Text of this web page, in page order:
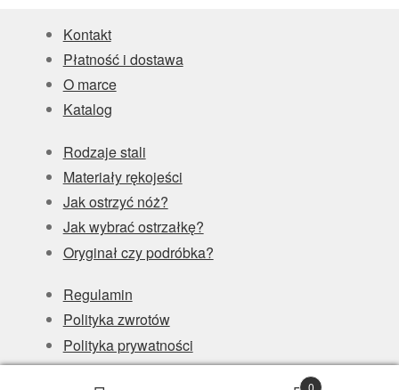
Kontakt
Płatność i dostawa
O marce
Katalog
Rodzaje stali
Materiały rękojeści
Jak ostrzyć nóż?
Jak wybrać ostrzałkę?
Oryginał czy podróbka?
Regulamin
Polityka zwrotów
Polityka prywatności
Gwarancja
0